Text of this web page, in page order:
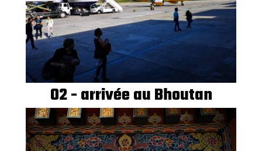
02 - arrivée au Bhoutan